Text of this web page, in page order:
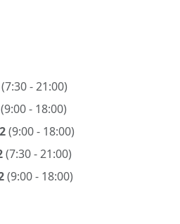
(7:30 - 21:00)
(9:00 - 18:00)
(9:00 - 18:00)
(7:30 - 21:00)
(9:00 - 18:00)